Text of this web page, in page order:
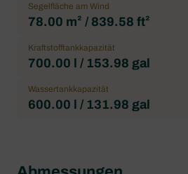
Segelfläche am Wind
78.00 m² / 839.58 ft²
Kraftstofftankkapazität
700.00 l / 153.98 gal
Wassertankkapazität
600.00 l / 131.98 gal